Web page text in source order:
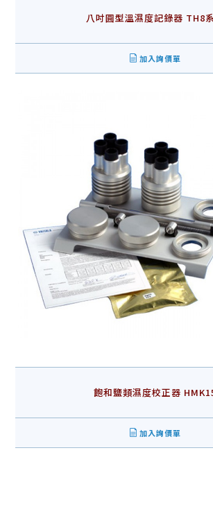
八吋圓型溫濕度記錄器 TH8
加入詢價單
飽和鹽類濕度校正器
加入詢價單